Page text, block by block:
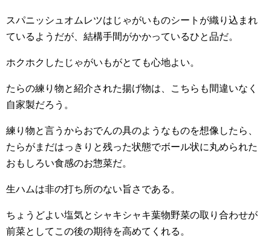
スパニッシュオムレツはじゃがいものシートが織り込まれ
ているようだが、結構手間がかかっているひと品だ。
ホクホクしたじゃがいもがとても心地よい。
たらの練り物と紹介された揚げ物は、こちらも間違いなく
自家製だろう。
練り物と言うからおでんの具のようなものを想像したら、
たらがまだはっきりと残った状態でボール状に丸められた
おもしろい食感のお惣菜だ。
生ハムは非の打ち所のない旨さである。
ちょうどよい塩気とシャキシャキ葉物野菜の取り合わせが
前菜としてこの後の期待を高めてくれる。